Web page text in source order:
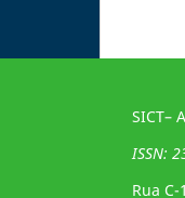
SICT–
ISSN:
Rua